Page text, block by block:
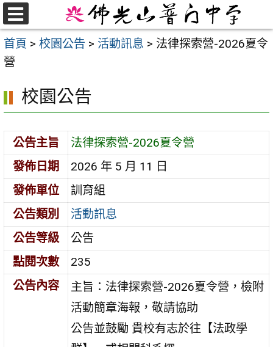
跳
至
主
要
首頁 > 校園公告 > 活動訊息 > 法律探索營-2026夏令
營
校園公告
公告主旨
法律探索營-2026夏令營
發佈日期
2026 年 5 月 11 日
發佈單位
訓育組
公告類別
活動訊息
公告等級
公告
點閱次數
235
公告內容
主旨：法律探索營-2026夏令營，檢附
活動簡章海報，敬請協助
公告並鼓勵 貴校有志於往【法政學
選
單